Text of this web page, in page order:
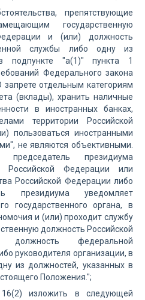
препятствующие
государственную
и (или) должность
службы либо одну из
подпункте "а(1)" пункта 1
Федерального закона
отдельным категориям
(вклады), хранить наличные
в иностранных банках,
территории Российской
пользоваться иностранными
не являются объективными.
президиума
Российской Федерации или
Российской Федерации либо
президиума уведомляет
государственного органа, в
и (или) проходит службу
должность Российской
федеральной
руководителя организации, в
из должностей, указанных в
Положения.";
изложить в следующей